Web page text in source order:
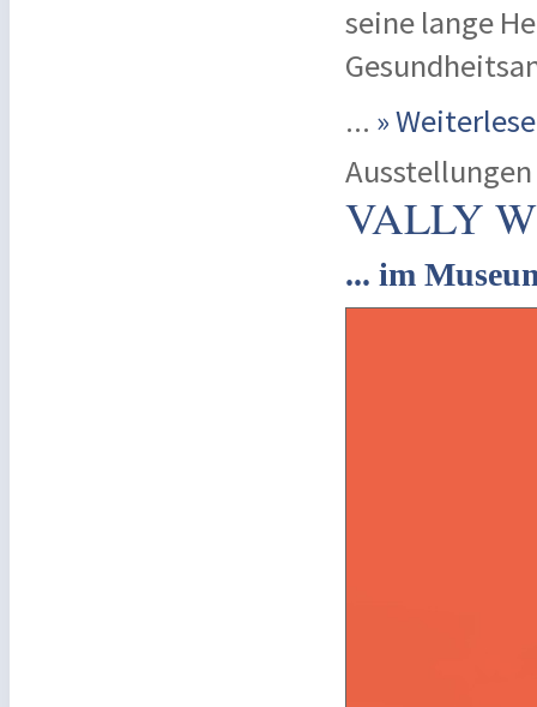
seine lange
... »
Ausstellungen
VALLY
... im